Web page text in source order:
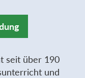
seit über 190
und